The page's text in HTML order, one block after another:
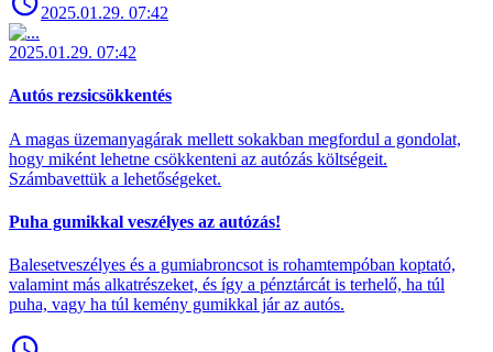
2025.01.29. 07:42
2025.01.29. 07:42
Autós rezsicsökkentés
A magas üzemanyagárak mellett sokakban megfordul a gondolat,
hogy miként lehetne csökkenteni az autózás költségeit.
Számbavettük a lehetőségeket.
Puha gumikkal veszélyes az autózás!
Balesetveszélyes és a gumiabroncsot is rohamtempóban koptató,
valamint más alkatrészeket, és így a pénztárcát is terhelő, ha túl
puha, vagy ha túl kemény gumikkal jár az autós.